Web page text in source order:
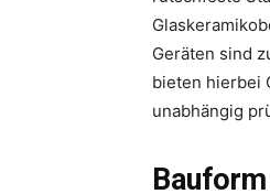
Geräten sind
bieten hierbei
unabhängig